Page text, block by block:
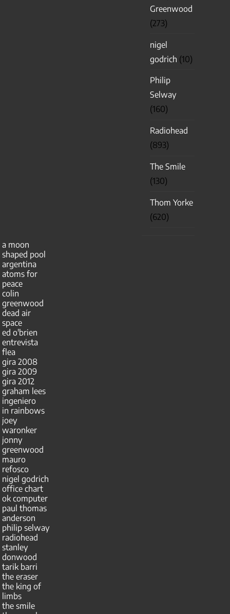
Greenwood
(273)
nigel
godrich (10)
Philip
Selway
(160)
Radiohead
(893)
The Smile
(130)
Thom Yorke
(620)
a moon
shaped pool
argentina
atoms for
peace
colin
greenwood
dead air
space
ed o'brien
entrevista
flea
gira 2008
gira 2009
gira 2012
graham lees
ingeniero
in rainbows
joey
waronker
jonny
greenwood
mauro
refosco
nigel godrich
office chart
ok computer
paul thomas
anderson
philip selway
radiohead
stanley
donwood
tarik barri
the eraser
the king of
limbs
the smile